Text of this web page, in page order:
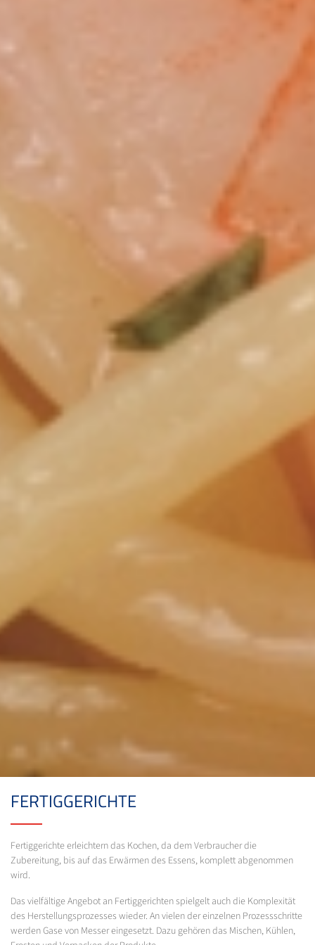
FERTIGGERICHTE
Fertiggerichte erleichtern das Kochen, da dem Verbraucher die
Zubereitung, bis auf das Erwärmen des Essens, komplett abgenommen
wird.
Das vielfältige Angebot an Fertiggerichten spielgelt auch die Komplexität
des Herstellungsprozesses wieder. An vielen der einzelnen Prozessschritte
werden Gase von Messer eingesetzt. Dazu gehören das Mischen, Kühlen,